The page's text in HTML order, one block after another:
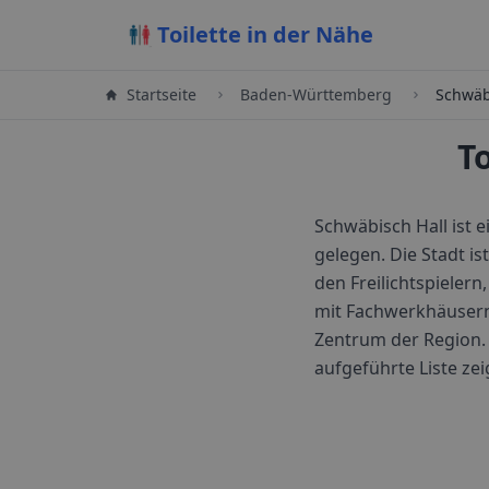
Toilette in der Nähe
Startseite Baden-Württemberg
Schwäbisch Hall ist
gelegen. Die Stadt
den
mit
Zentrum der Region.
aufgeführte Liste